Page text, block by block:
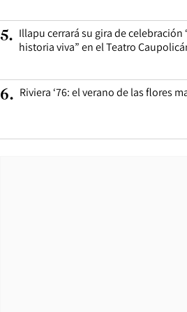
5. Illapu cerrará su gira de celebración
historia viva” en el Teatro
6. Riviera ‘76: el verano de las flores